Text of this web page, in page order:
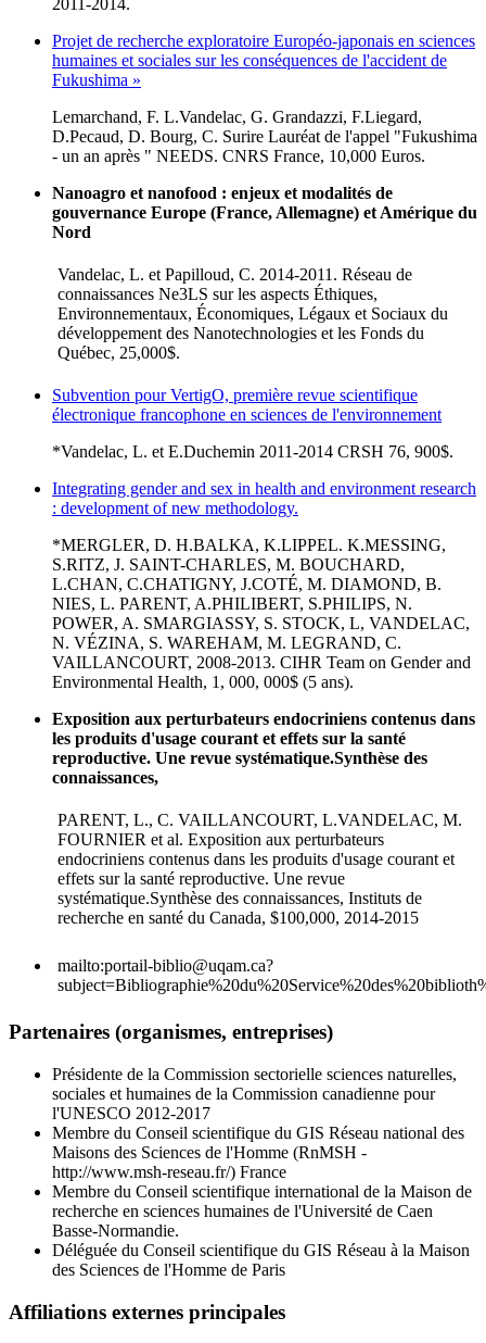
Projet de recherche exploratoire Européo-japonais en sciences
humaines et sociales sur les conséquences de l'accident de
Fukushima »
Lemarchand, F. L.Vandelac, G. Grandazzi, F.Liegard,
D.Pecaud, D. Bourg, C. Surire Lauréat de l'appel "Fukushima
- un an après " NEEDS. CNRS France, 10,000 Euros.
Nanoagro et nanofood : enjeux et modalités de
gouvernance Europe (France, Allemagne) et Amérique du
Nord
Vandelac, L. et Papilloud, C. 2014-2011. Réseau de
connaissances Ne3LS sur les aspects Éthiques,
Environnementaux, Économiques, Légaux et Sociaux du
développement des Nanotechnologies et les Fonds du
Québec, 25,000$.
Subvention pour VertigO, première revue scientifique
électronique francophone en sciences de l'environnement
*Vandelac, L. et E.Duchemin 2011-2014 CRSH 76, 900$.
Integrating gender and sex in health and environment research
: development of new methodology.
*MERGLER, D. H.BALKA, K.LIPPEL. K.MESSING,
S.RITZ, J. SAINT-CHARLES, M. BOUCHARD,
L.CHAN, C.CHATIGNY, J.COTÉ, M. DIAMOND, B.
NIES, L. PARENT, A.PHILIBERT, S.PHILIPS, N.
POWER, A. SMARGIASSY, S. STOCK, L, VANDELAC,
N. VÉZINA, S. WAREHAM, M. LEGRAND, C.
VAILLANCOURT, 2008-2013. CIHR Team on Gender and
Environmental Health, 1, 000, 000$ (5 ans).
Exposition aux perturbateurs endocriniens contenus dans
les produits d'usage courant et effets sur la santé
reproductive. Une revue systématique.Synthèse des
connaissances,
PARENT, L., C. VAILLANCOURT, L.VANDELAC, M.
FOURNIER et al. Exposition aux perturbateurs
endocriniens contenus dans les produits d'usage courant et
effets sur la santé reproductive. Une revue
systématique.Synthèse des connaissances, Instituts de
recherche en santé du Canada, $100,000, 2014-2015
mailto:portail-biblio@uqam.ca?
Partenaires (organismes, entreprises)
Présidente de la Commission sectorielle sciences naturelles,
sociales et humaines de la Commission canadienne pour
l'UNESCO 2012-2017
Membre du Conseil scientifique du GIS Réseau national des
Maisons des Sciences de l'Homme (RnMSH -
http://www.msh-reseau.fr/) France
Membre du Conseil scientifique international de la Maison de
recherche en sciences humaines de l'Université de Caen
Basse-Normandie.
Déléguée du Conseil scientifique du GIS Réseau à la Maison
des Sciences de l'Homme de Paris
Affiliations externes principales